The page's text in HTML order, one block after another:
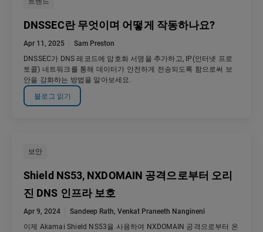
DNSSEC란 무엇이며 어떻게 작동하나요?
Apr 11, 2025
Sam Preston
DNSSEC가 DNS 레코드에 암호화 서명을 추가하고, IP(인터넷 프로
토콜) 네트워크를 통해 데이터가 안전하게 전송되도록 함으로써 보
안을 강화하는 방법을 알아보세요.
블로그 읽기
보안
Shield NS53, NXDOMAIN 공격으로부터 오리
진 DNS 인프라 보호
Apr 9, 2024 Sandeep Rath, Venkat Praneeth Nangineni
이제 Akamai Shield NS53을 사용하여 NXDOMAIN 공격으로부터 온